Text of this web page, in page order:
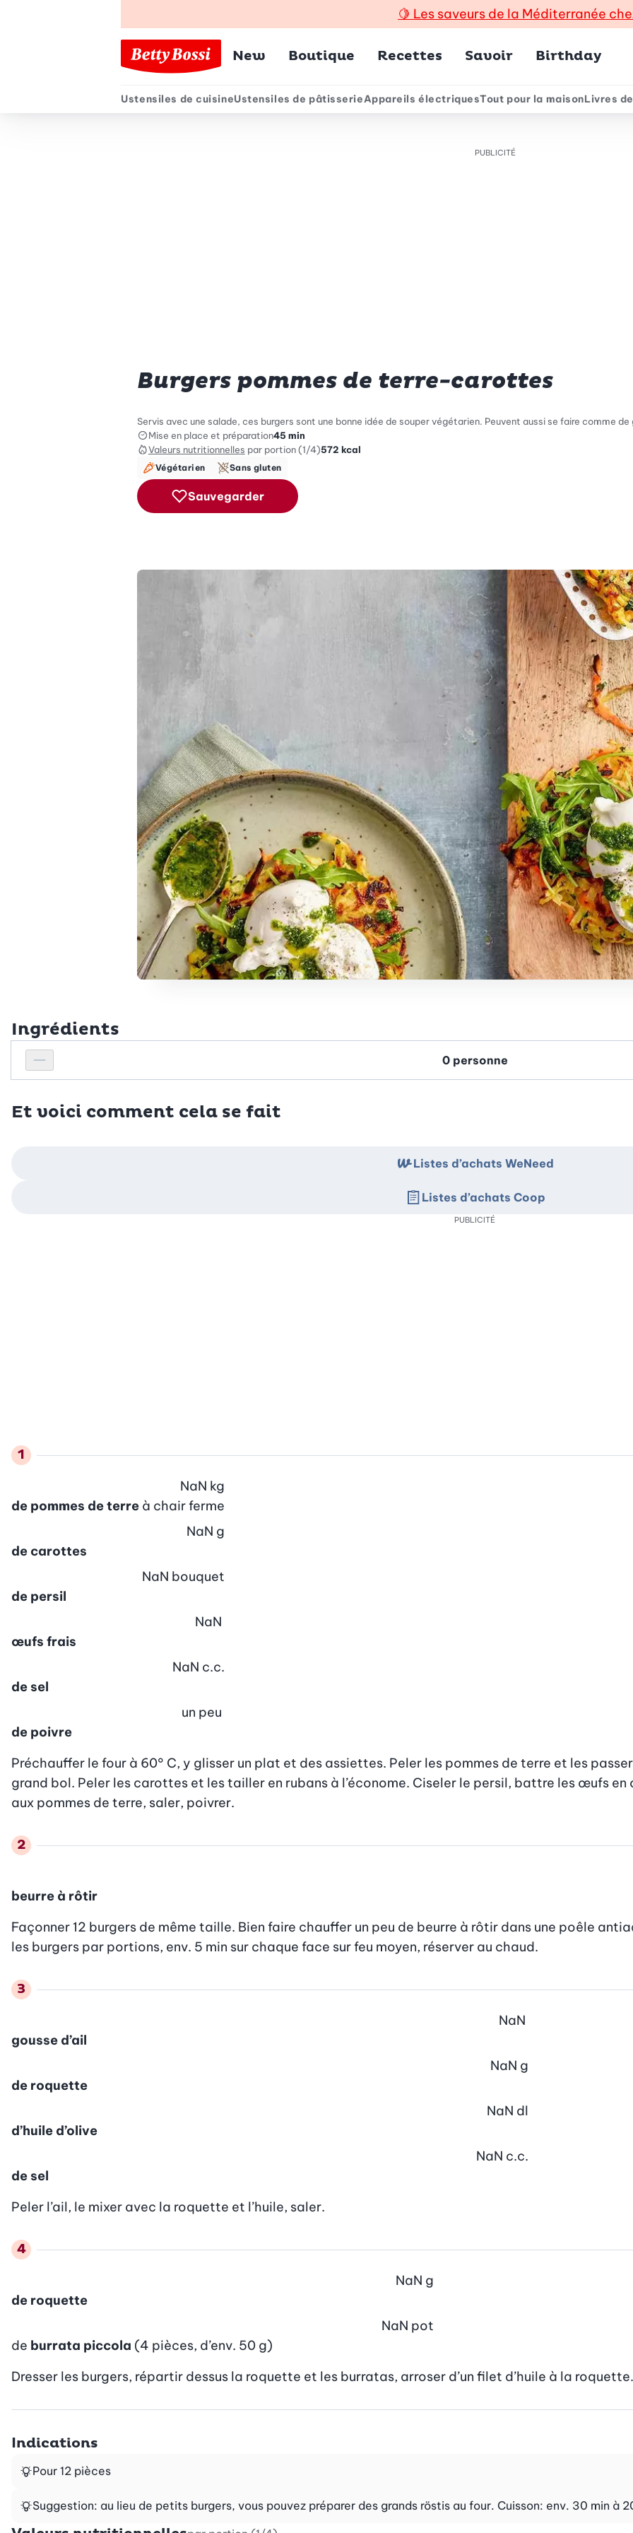
🍋 Les saveurs de la Méditerranée
Menu principal
New Boutique Recettes Savoir Birthday
Menu secondaire
Ustensiles de cuisineUstensiles de pâtisserieAppareils électriquesTout pour la maisonLivres
PUBLICITÉ
Burgers pommes de terre-carottes
Servis avec une salade, ces burgers sont une bonne idée de souper végétarien. Peuvent aussi se faire comme de
Mise en place et préparation45 min
Valeurs nutritionnelles par portion (1/4)572 kcal
Végétarien Sans gluten
Sauvegarder
Ingrédients
Réduire le nombre de personnes
Personnes
Et voici comment cela se fait
de pommes de terre à chair ferme
NaN kg
de carottes
NaN g
de persil
NaN bouquet
œufs frais
NaN
de sel
NaN c.c.
de poivre
un peu
Préchauffer le four à 60° C, y glisser un plat et des assiettes. Peler les pommes de terre et les
grand bol. Peler les carottes et les tailler en rubans à l’économe. Ciseler le persil, battre les œufs
aux pommes de terre, saler, poivrer.
beurre à rôtir
Façonner 12 burgers de même taille. Bien faire chauffer un peu de beurre à rôtir dans une poêle
les burgers par portions, env. 5 min sur chaque face sur feu moyen, réserver au chaud.
gousse d’ail
NaN
de roquette
NaN g
d’huile d’olive
NaN dl
de sel
NaN c.c.
Peler l’ail, le mixer avec la roquette et l’huile, saler.
de roquette
NaN g
de burrata piccola (4 pièces, d’env. 50 g)
NaN pot
Dresser les burgers, répartir dessus la roquette et les burratas, arroser d’un filet d’huile à la roquette.
Listes d’achats WeNeed
Listes d’achats Coop
PUBLICITÉ
Indications
Pour 12 pièces
Suggestion: au lieu de petits burgers, vous pouvez préparer des grands röstis au four. Cuisson: env. 30 min à